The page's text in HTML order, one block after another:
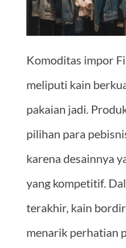
Komoditas impor
meliputi kain
pakaian jadi.
pilihan para
karena desainnya
yang kompetitif.
terakhir, kain
menarik perhatian